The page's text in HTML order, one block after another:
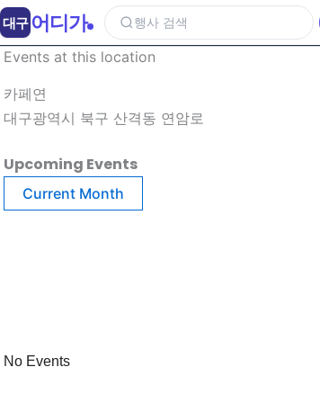
Events at this location
카페연
대구광역시 북구 산격동 연암로
Upcoming Events
Current Month
No Events
대구 어디가 행사 검색